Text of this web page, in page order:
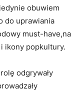
obuwiem
do uprawiania
must-have,na
ikony popkultury.
odgrywały